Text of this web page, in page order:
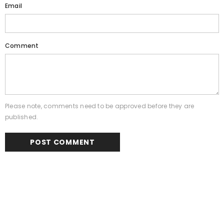
Email
Comment
Please note, comments need to be approved before they are
published.